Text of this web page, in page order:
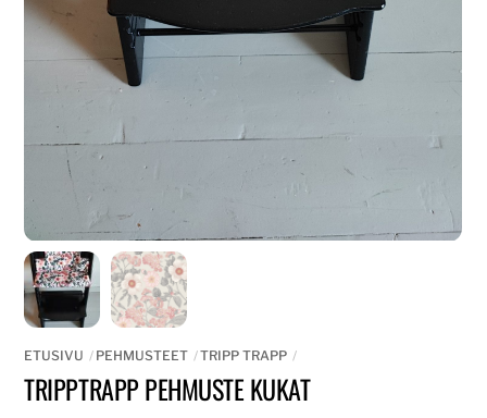
ETUSIVU PEHMUSTEET TRIPP TRAPP
TRIPPTRAPP PEHMUSTE KUKAT